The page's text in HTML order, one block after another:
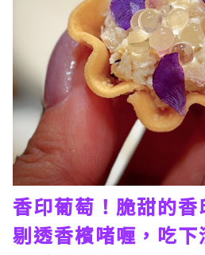
香印葡萄！脆甜的
剔透香檳啫喱，吃